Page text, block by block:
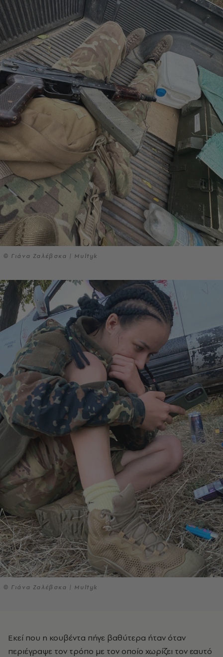
© Γιάνα Ζαλέβσκα | Multyk
© Γιάνα Ζαλέβσκα | Multyk
Εκεί που η κουβέντα πήγε βαθύτερα ήταν όταν
περιέγραψε τον τρόπο με τον οποίο χωρίζει τον εαυτό